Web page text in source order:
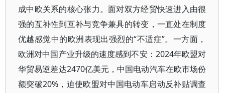
成中欧关系的核心张力。面对双方经贸快速进入由很
强的互补性到互补与竞争兼具的转变，一直处在制度
优越感觉中的欧洲表现出强烈的“不适症”。一方面，
欧洲对中国产业升级的速度感到不安：2024年欧盟对
华贸易逆差达2470亿美元，中国电动汽车在欧市场份
额突破20%，迫使欧盟对中国电动车启动反补贴调查